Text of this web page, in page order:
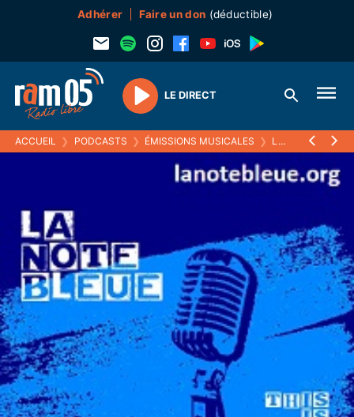
Adhérer Faire un don (déductible)
Play
LE DIRECT
ACCUEIL ❯ PODCASTS ❯ ÉMISSIONS MUSICALES ❯ LA NOTE BLEUE